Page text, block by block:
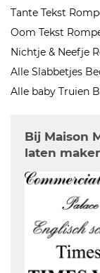
Tante Tekst
Oom Tekst
Nichtje & Neefje
Alle Slabbetjes
Alle baby Truien
Bij Maison
laten